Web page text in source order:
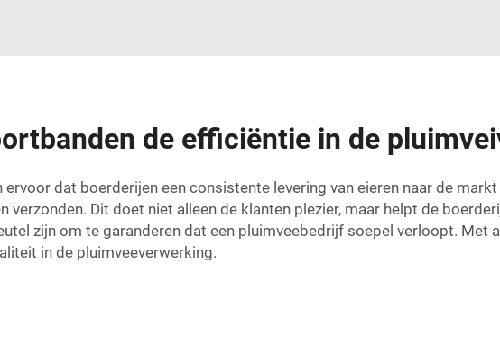
de efficiëntie in de
dat boerderijen een consistente levering van eieren naar de
verzonden. Dit doet niet alleen de klanten plezier, maar helpt de
zijn om te garanderen dat een pluimveebedrijf soepel verloopt. Met
in de pluimveeverwerking.